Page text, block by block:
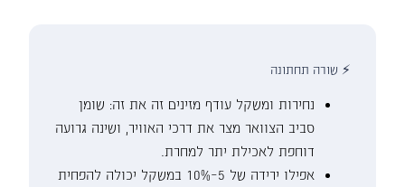
⚡ שורה תחתונה
נחירות ומשקל עודף מזינים זה את זה: שומן
סביב הצוואר מצר את דרכי האוויר, ושינה גרועה
דוחפת לאכילת יתר למחרת.
אפילו ירידה של 5–10% במשקל יכולה להפחית